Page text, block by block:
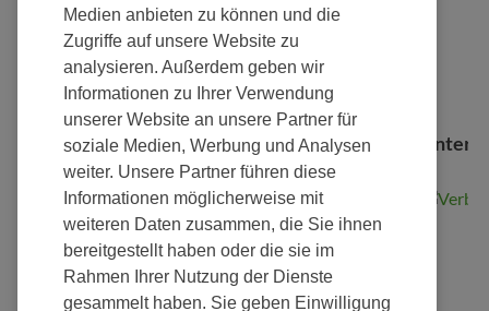
Medien anbieten zu können und die
Zugriffe auf unsere Website zu
analysieren. Außerdem geben wir
Informationen zu Ihrer Verwendung
unserer Website an unsere Partner für
soziale Medien, Werbung und Analysen
weiter. Unsere Partner führen diese
Informationen möglicherweise mit
weiteren Daten zusammen, die Sie ihnen
bereitgestellt haben oder die sie im
Rahmen Ihrer Nutzung der Dienste
gesammelt haben. Sie geben Einwilligung
Nachhaltigkeit
Zahlungsarten
AGB's
Vertrag widerrufen
Zahlung Versand
Kostenlose Lieferung
ab 50,00€
Wir